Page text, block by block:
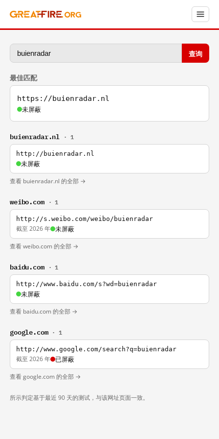
查询
最佳匹配
https://buienradar.nl
未屏蔽
buienradar.nl · 1
http://buienradar.nl
未屏蔽
查看 buienradar.nl 的全部 →
weibo.com · 1
http://s.weibo.com/weibo/buienradar
截至 2026 年 未屏蔽
查看 weibo.com 的全部 →
baidu.com · 1
http://www.baidu.com/s?wd=buienradar
未屏蔽
查看 baidu.com 的全部 →
google.com · 1
http://www.google.com/search?q=buienradar
截至 2026 年 已屏蔽
查看 google.com 的全部 →
所示判定基于最近 90 天的测试，与该网址页面一致。